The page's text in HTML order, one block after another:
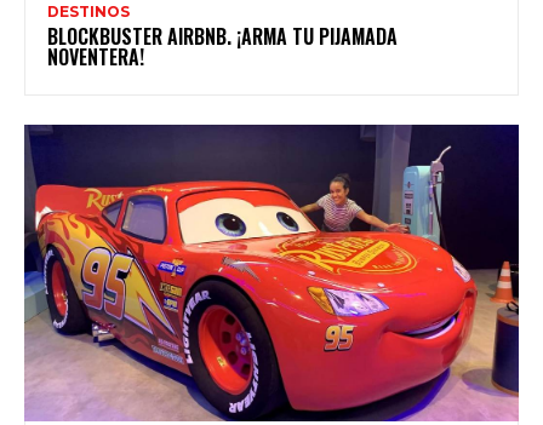
DESTINOS
BLOCKBUSTER AIRBNB. ¡ARMA TU PIJAMADA
NOVENTERA!